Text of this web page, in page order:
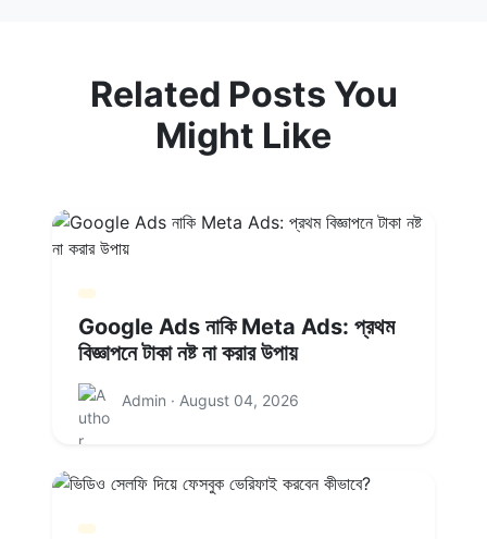
Related Posts You
Might Like
Google Ads নাকি Meta Ads: প্রথম
বিজ্ঞাপনে টাকা নষ্ট না করার উপায়
Admin · August 04, 2026